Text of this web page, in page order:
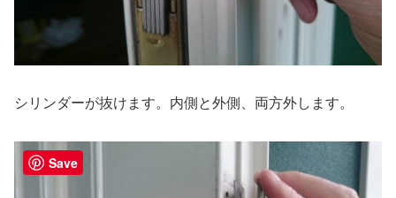
シリンダーが抜けます。内側と外側、両方外します。
Save